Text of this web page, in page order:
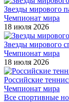
Звезды мирового
Чемпионат мира
18 июля 2026
Звезды мирового
Чемпионат мира
18 июля 2026
Российские
Чемпионат мира
Все спортивные